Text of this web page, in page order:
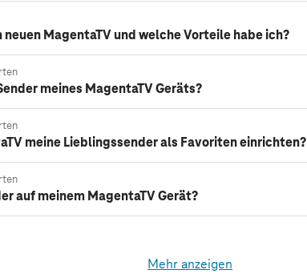
MagentaTV und welche Vorteile habe ich?
meines MagentaTV Geräts?
meine Lieblingssender als Favoriten einrichten?
auf meinem MagentaTV Gerät?
Mehr anzeigen